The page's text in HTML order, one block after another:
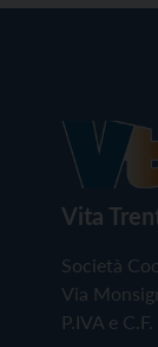
Vita
Società
Via
P.IVA e